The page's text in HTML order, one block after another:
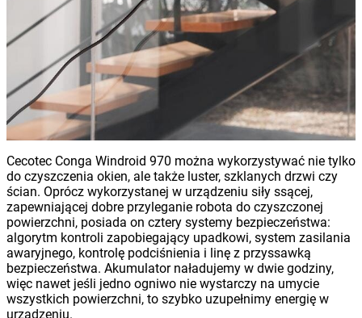
Cecotec Conga Windroid 970 można wykorzystywać nie tylko
do czyszczenia okien, ale także luster, szklanych drzwi czy
ścian. Oprócz wykorzystanej w urządzeniu siły ssącej,
zapewniającej dobre przyleganie robota do czyszczonej
powierzchni, posiada on cztery systemy bezpieczeństwa:
algorytm kontroli zapobiegający upadkowi, system zasilania
awaryjnego, kontrolę podciśnienia i linę z przyssawką
bezpieczeństwa. Akumulator naładujemy w dwie godziny,
więc nawet jeśli jedno ogniwo nie wystarczy na umycie
wszystkich powierzchni, to szybko uzupełnimy energię w
urządzeniu.